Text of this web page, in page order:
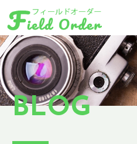
-MENU-
撮影メニュー
-BUSINESS MENU-
法人様向けメニュー
BLOG